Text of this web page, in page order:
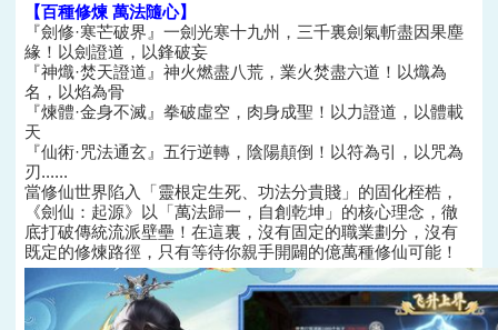
【百種修煉 萬法隨心】
『劍修·寒芒破界』一劍光寒十九州，三千裏劍氣斬盡因果塵
緣！以劍證道，以鋒破妄
『神熾·焚天證道』神火燃盡八荒，業火焚盡六道！以熾為
名，以焰為骨
『煉體·金身不滅』拳破虛空，肉身成聖！以力證道，以體載
天
『仙術·咒法通玄』五行逆轉，陰陽顛倒！以符為引，以咒為
刃......
當修仙世界陷入「靈根定生死、功法分貴賤」的固化桎梏，
《劍仙：起源》以「萬法歸一，自創乾坤」的核心理念，徹
底打破傳統流派壁壘！在這裏，沒有固定的職業劃分，沒有
既定的修煉路徑，只有等待你親手開闢的億萬種修仙可能！